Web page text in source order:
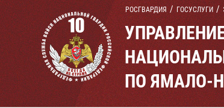
РОСГВАРДИЯ ГОСУСЛУГИ
ПО ЯМАЛО-